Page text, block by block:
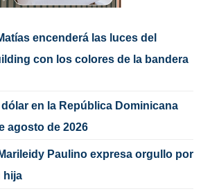
encenderá las luces del
con los colores de la bandera
dólar en la República Dominicana
agosto de 2026
Paulino expresa orgullo por
hija